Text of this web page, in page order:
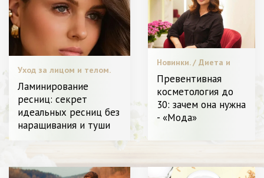
Уход за лицом и телом.
Ламинирование
ресниц: секрет
идеальных ресниц без
наращивания и туши
Новинки. / Диета и
питание. / Уход за
лицом и телом. /
Мода. / Пластическая
хирургия / Видео. /
Битва стилистов. / Я
Превентивная
косметология до
30: зачем она нужна
- «Мода»